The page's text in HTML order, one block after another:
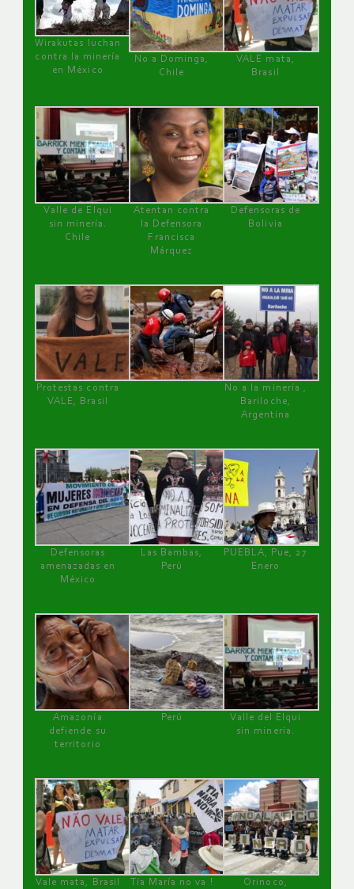
Wirakutas luchan
contra la minería
en México
No a Dominga,
Chile
VALE mata,
Brasil
Valle de Elqui
sin minería.
Chile
Atentan contra
la Defensora
Francisca
Márquez
Defensoras de
Bolivia
Protestas contra
VALE, Brasil
No a la minería ,
Bariloche,
Argentina
Defensoras
amenazadas en
México
Las Bambas,
Perú
PUEBLA, Pue, 27
Enero
Amazonía
defiende su
territorio
Perú
Valle del Elqui
sin minería.
Vale mata, Brasil Tía María no va ! Orinoco,